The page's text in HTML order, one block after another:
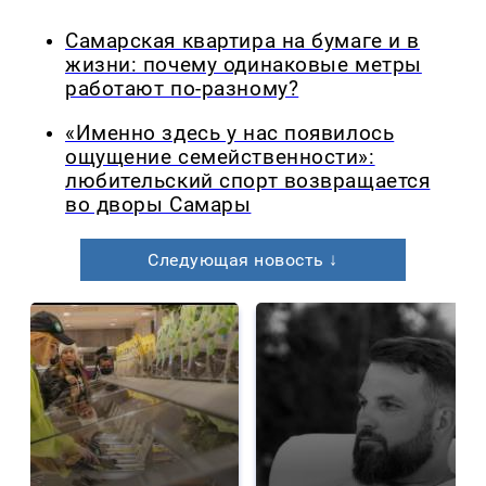
Самарская квартира на бумаге и в
жизни: почему одинаковые метры
работают по-разному?
«Именно здесь у нас появилось
ощущение семейственности»:
любительский спорт возвращается
во дворы Самары
Следующая новость ↓